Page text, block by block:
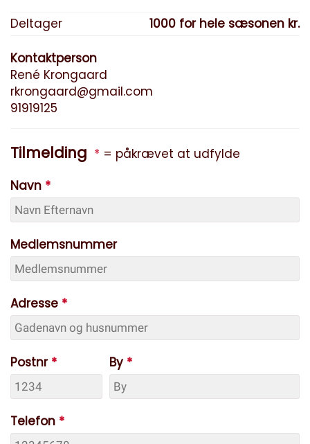
Deltager
1000 for hele sæsonen kr.
Kontaktperson
René Krongaard
rkrongaard@gmail.com
91919125
Tilmelding *
= påkrævet at udfylde
Navn *
Medlemsnummer
Adresse *
Postnr * By *
Telefon *